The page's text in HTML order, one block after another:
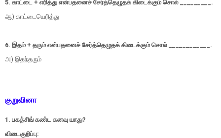
5. காட்டை + எரித்து என்பதனைச் சேர்த்தெழுதக் கிடைக்கும் சொல் _________.
ஆ) காட்டையெரித்து
6. இதம் + தரும் என்பதனைச் சேர்த்தெழுதக் கிடைக்கும் சொல் ____________.
அ) இதந்தரும்
குறுவினா
1. பகத்சிங் கண்ட கனவு யாது?
விடைகுறிப்பு: